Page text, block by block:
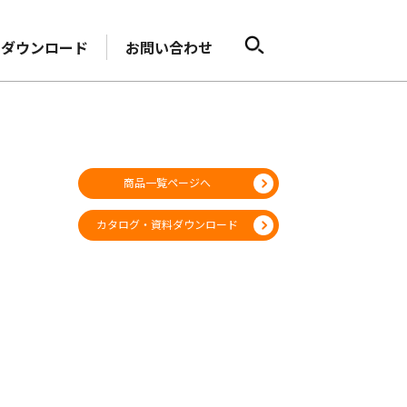
ダウンロード お問い合わせ
商品一覧ページへ
カタログ・資料ダウンロード